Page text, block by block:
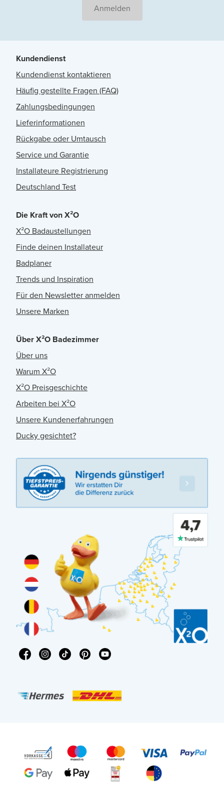
Anmelden
Kundendienst
Kundendienst kontaktieren
Häufig gestellte Fragen (FAQ)
Zahlungsbedingungen
Lieferinformationen
Rückgabe oder Umtausch
Service und Garantie
Installateure Registrierung
Deutschland Test
Die Kraft von X²O
X²O Badaustellungen
Finde deinen Installateur
Badplaner
Trends und Inspiration
Für den Newsletter anmelden
Unsere Marken
Über X²O Badezimmer
Über uns
Warum X²O
X²O Preisgeschichte
Arbeiten bei X²O
Unsere Kundenerfahrungen
Ducky gesichtet?